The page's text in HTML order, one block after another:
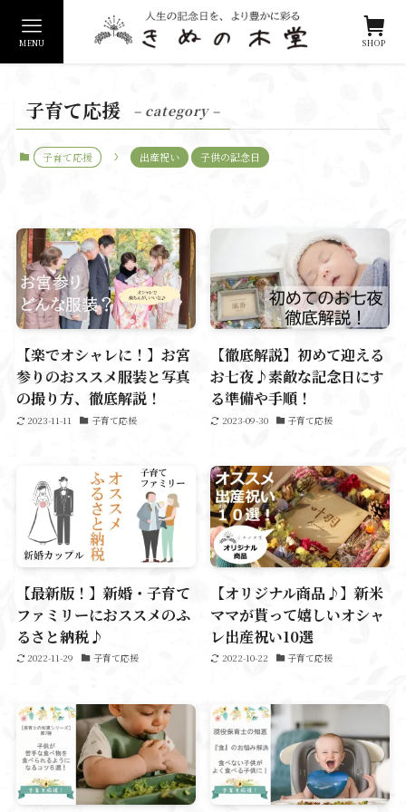
SHOP
MENU
子育て応援 – category –
子育て応援 出産祝い 子供の記念日
【楽でオシャレに！】お宮
参りのおススメ服装と写真
の撮り方、徹底解説！
2023-11-11 子育て応援
【徹底解説】初めて迎える
お七夜♪素敵な記念日にす
る準備や手順！
2023-09-30 子育て応援
【最新版！】新婚・子育て
ファミリーにおススメのふ
るさと納税♪
2022-11-29 子育て応援
【オリジナル商品♪】新米
ママが貰って嬉しいオシャ
レ出産祝い10選
2022-10-22 子育て応援